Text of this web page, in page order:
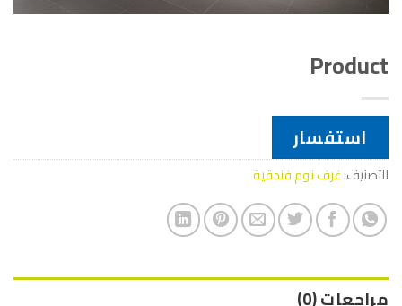
Product
استفسار
التصنيف:غرف نوم فندقية
مراجعات (0)